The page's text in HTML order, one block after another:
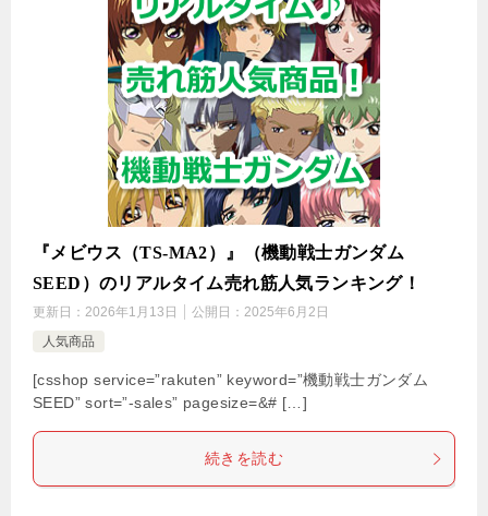
『メビウス（TS-MA2）』（機動戦士ガンダム
SEED）のリアルタイム売れ筋人気ランキング！
更新日： 2026年1月13日 公開日： 2025年6月2日
人気商品
[csshop service=”rakuten” keyword=”機動戦士ガンダム
SEED” sort=”-sales” pagesize=&# […]
続きを読む